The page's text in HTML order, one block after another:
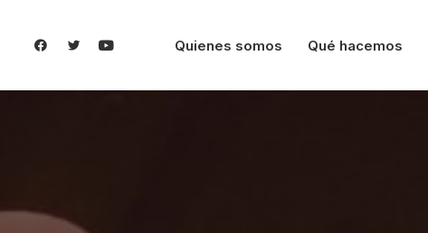
Quienes somos Qué hacemos